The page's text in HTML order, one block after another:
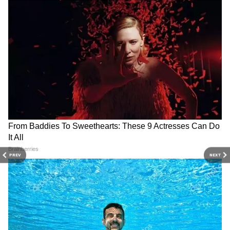
PREV NEXT
Related Articles
Suvendu Adhikari: বেসরকারী স্কুলের ফি কমানো
নিয়ে বড় কথা ঘোষণা CM শুভেন্দু অধিকারীর
DOWNLOAD APP
RECOMMENDED STORIES